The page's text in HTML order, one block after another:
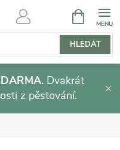
HLEDAT
NÁKUPNÍ
KOŠÍK
Dvakrát
z pěstování.